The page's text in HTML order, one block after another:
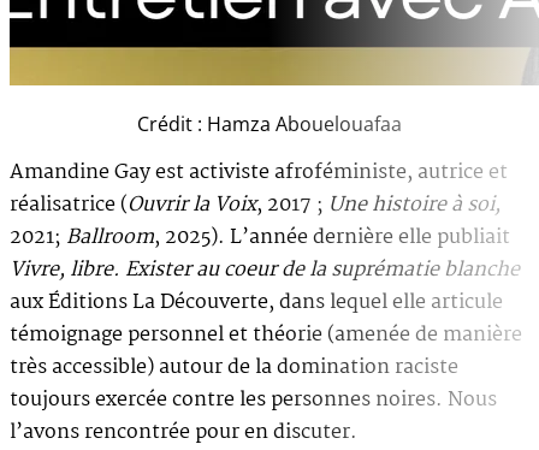
Crédit : Hamza Abouelouafaa
Amandine Gay est activiste afroféministe, autrice et
réalisatrice (Ouvrir la Voix, 2017 ; Une histoire à soi,
2021; Ballroom, 2025). L’année dernière elle publiait
Vivre, libre. Exister au coeur de la suprématie blanche
aux Éditions La Découverte, dans lequel elle articule
témoignage personnel et théorie (amenée de manière
très accessible) autour de la domination raciste
toujours exercée contre les personnes noires. Nous
l’avons rencontrée pour en discuter.